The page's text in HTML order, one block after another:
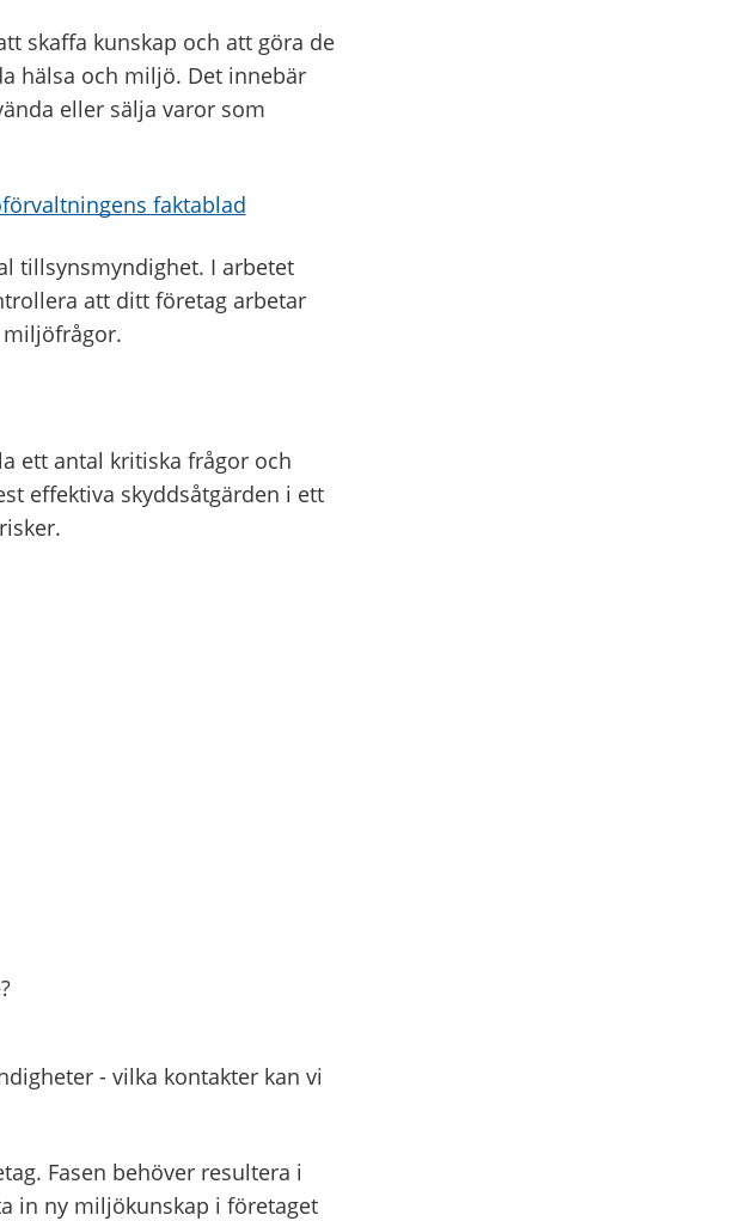
skaffa kunskap och att göra de
hälsa och miljö. Det innebär
eller sälja varor som
faktablad
tillsynsmyndighet. I arbetet
att ditt företag arbetar
ett antal kritiska frågor och
effektiva skyddsåtgärden i ett
- vilka kontakter kan vi
Fasen behöver resultera i
in ny miljökunskap i företaget